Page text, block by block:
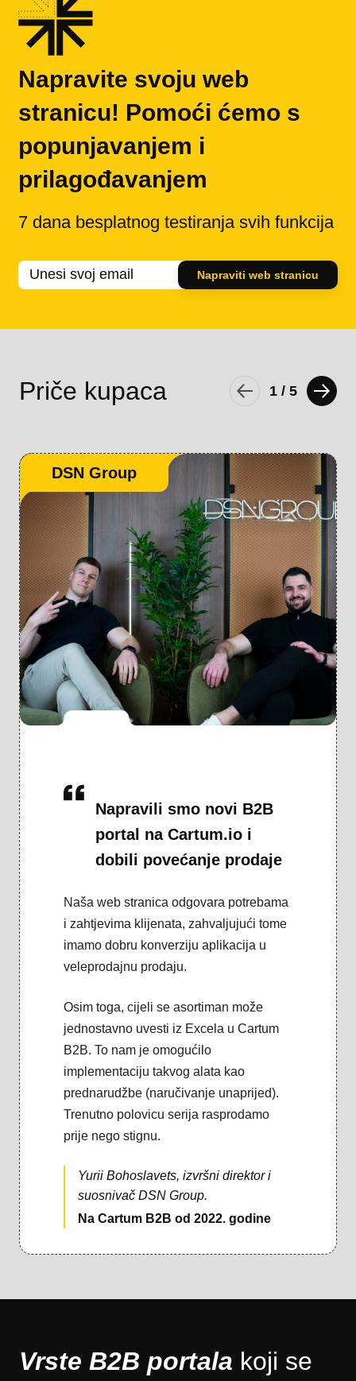
Napravite svoju web
stranicu! Pomoći ćemo s
popunjavanjem i
prilagođavanjem
7 dana besplatnog testiranja svih funkcija
Napraviti web stranicu
Priče kupaca 1 / 5
DSN Group
Napravili smo novi B2B
portal na Cartum.io i
dobili povećanje prodaje
Naša web stranica odgovara potrebama
i zahtjevima klijenata, zahvaljujući tome
imamo dobru konverziju aplikacija u
veleprodajnu prodaju.
Osim toga, cijeli se asortiman može
jednostavno uvesti iz Excela u Cartum
B2B. To nam je omogućilo
implementaciju takvog alata kao
prednarudžbe (naručivanje unaprijed).
Trenutno polovicu serija rasprodamo
prije nego stignu.
Yurii Bohoslavets, izvršni direktor i
suosnivač DSN Group.
Na Cartum B2B od 2022. godine
Vrste B2B portala koji se